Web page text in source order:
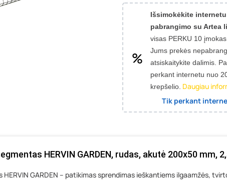
Išsimokėkite
pabrangimo su Artea
visas PERKU 10
Jums prekės
atsiskaitykite dalimis.
perkant internetu nuo
krepšelio. Daugiau
Tik perkant
HERVIN GARDEN, rudas, akutė 200x50
HERVIN GARDEN – patikimas sprendimas ieškantiems ilgaamžės,